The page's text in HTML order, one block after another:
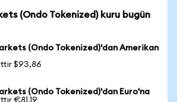
(Ondo Tokenized) kuru bugün
(Ondo Tokenized)'dan Amerikan
$93,86
(Ondo Tokenized)'dan Euro'na
€81,19